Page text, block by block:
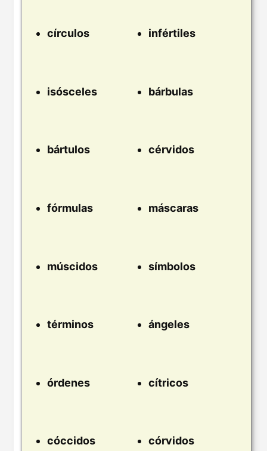
círculos infértiles
isósceles bárbulas
bártulos cérvidos
fórmulas máscaras
múscidos símbolos
términos ángeles
órdenes cítricos
cóccidos córvidos